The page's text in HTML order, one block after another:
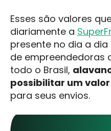
Esses são valores
diariamente a
presente no dia a
de empreendedoras
todo o Brasil,
possibilitar um
para seus envios.